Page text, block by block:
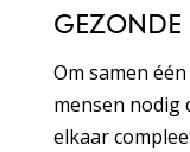
GEZONDE
Om samen
mensen nodig
elkaar